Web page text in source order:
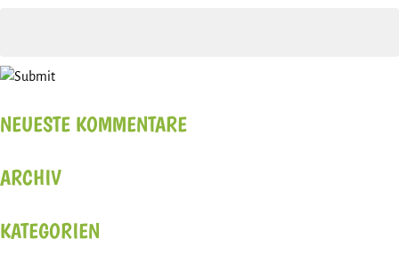
NEUESTE KOMMENTARE
ARCHIV
KATEGORIEN